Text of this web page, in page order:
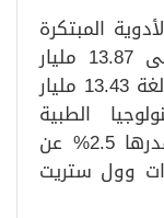
المبتكرة
في الشركة بنسبة 2.3% لتصل إلى 13.87 مليار
دولار، متجاوزةً توقعات المحللين البالغة 13.43 مليار
الطبية
الفصلية 8.02 مليار دولار، بزيادة قدرها 2.5% عن
وول ستريت